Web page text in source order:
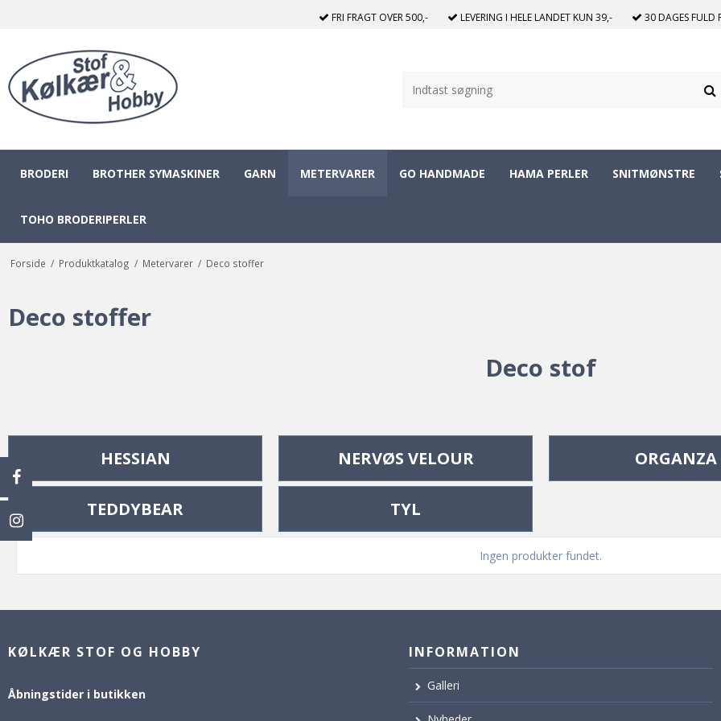
FRI FRAGT OVER 500,- LEVERING I HELE LANDET KUN 39,- 30 DAGES FULD
BRODERI BROTHER SYMASKINER GARN METERVARER GO HANDMADE HAMA PERLER SNITMØNSTRE
TOHO BRODERIPERLER
Forside / Produktkatalog / Metervarer / Deco stoffer
Deco stoffer
Deco stof
HESSIAN NERVØS VELOUR ORGANZA
TEDDYBEAR TYL
Ingen produkter fundet.
KØLKÆR STOF OG HOBBY
Åbningstider i butikken
INFORMATION
Galleri